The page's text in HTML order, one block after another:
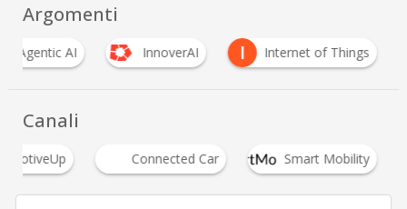
Argomenti
Agentic AI InnoverAI I Internet of Things
Canali
Connected Car Smart Mobility